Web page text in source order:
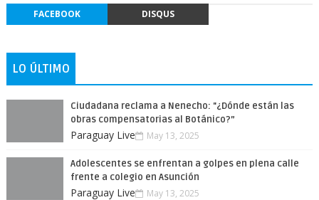
FACEBOOK DISQUS
LO ÚLTIMO
Ciudadana reclama a Nenecho: "¿Dónde están las
obras compensatorias al Botánico?”
Paraguay Live May 13, 2025
Adolescentes se enfrentan a golpes en plena calle
frente a colegio en Asunción
Paraguay Live May 13, 2025